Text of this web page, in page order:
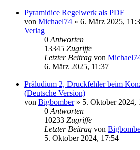
Pyramidice Regelwerk als PDF
von Michael74 » 6. März 2025,
Verlag
0 Antworten
13345 Zugriffe
Letzter Beitrag von
6. März 2025, 11:37
Präludium 2, Druckfehler beim
(Deutsche Version)
von Bigbomber» 5. Oktober 2024,
0 Antworten
10233 Zugriffe
Letzter Beitrag von
5. Oktober 2024, 17:54